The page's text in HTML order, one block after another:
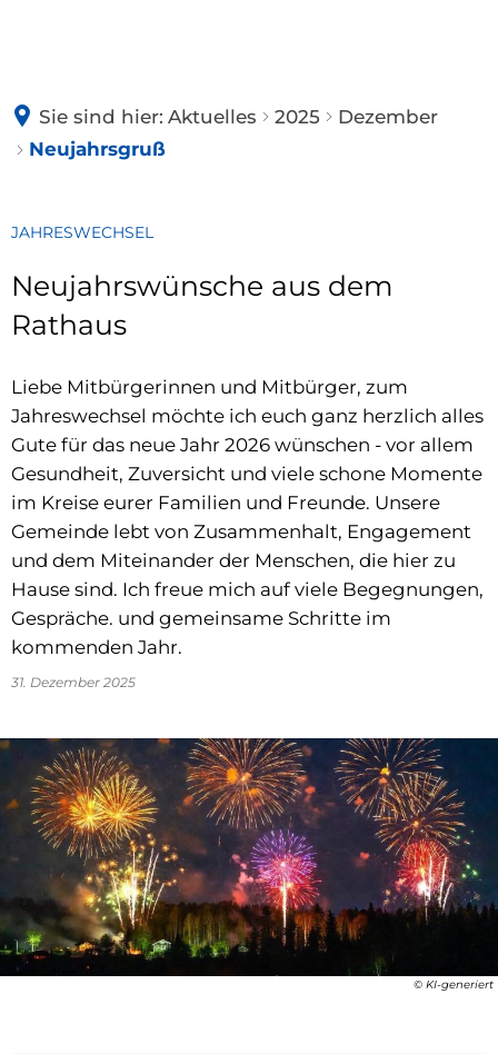
Geschichte
Partnerschaft
BÜRGERINFOS
RATHAUS
Gemeinderat
Satzungen
GRILLHÜTTE
Sie sind hier: Aktuelles 2025
Dezember
Neujahrsgruß
JAHRESWECHSEL
Neujahrswünsche aus dem
Rathaus
Liebe Mitbürgerinnen und Mitbürger, zum
Jahreswechsel möchte ich euch ganz herzlich alles
Gute für das neue Jahr 2026 wünschen - vor allem
Gesundheit, Zuversicht und viele schone Momente
im Kreise eurer Familien und Freunde. Unsere
Gemeinde lebt von Zusammenhalt, Engagement
und dem Miteinander der Menschen, die hier zu
Hause sind. Ich freue mich auf viele Begegnungen,
Gespräche. und gemeinsame Schritte im
kommenden Jahr.
31. Dezember 2025
© KI-generiert